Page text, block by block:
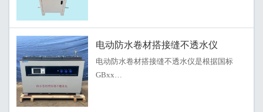
电动防水卷材搭接缝不透水仪
电动防水卷材搭接缝不透水仪是根据国标
GBxx…